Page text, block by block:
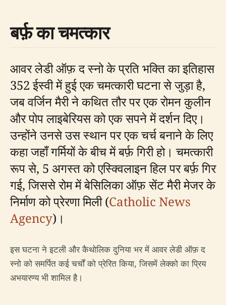
बर्फ़ का चमत्कार
आवर लेडी ऑफ़ द स्नो के प्रति भक्ति का इतिहास
352 ईस्वी में हुई एक चमत्कारी घटना से जुड़ा है,
जब वर्जिन मैरी ने कथित तौर पर एक रोमन कुलीन
और पोप लाइबेरियस को एक सपने में दर्शन दिए।
उन्होंने उनसे उस स्थान पर एक चर्च बनाने के लिए
कहा जहाँ गर्मियों के बीच में बर्फ़ गिरी हो। चमत्कारी
रूप से, 5 अगस्त को एस्क्विलाइन हिल पर बर्फ़ गिर
गई, जिससे रोम में बेसिलिका ऑफ़ सेंट मैरी मेजर के
निर्माण को प्रेरणा मिली (Catholic News
Agency)।
इस घटना ने इटली और कैथोलिक दुनिया भर में आवर लेडी ऑफ़ द
स्नो को समर्पित कई चर्चों को प्रेरित किया, जिसमें लेक्को का प्रिय
अभयारण्य भी शामिल है।